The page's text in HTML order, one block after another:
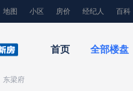
地图 小区 房价 经纪人 百科
首页 全部楼盘
东梁府